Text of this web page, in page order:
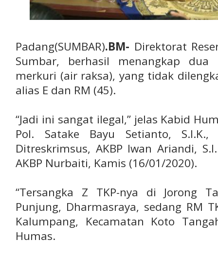
Padang(SUMBAR).BM- Direktorat
Sumbar, berhasil menangkap dua
merkuri (air raksa), yang tidak
alias E dan RM (45).
“Jadi ini sangat ilegal,” jelas Kabid
Pol. Satake Bayu Setianto,
Ditreskrimsus, AKBP Iwan Ariandi,
AKBP Nurbaiti, Kamis (16/01/2020).
“Tersangka Z TKP-nya di Jorong
Punjung, Dharmasraya, sedang RM
Kalumpang, Kecamatan Koto
Humas.